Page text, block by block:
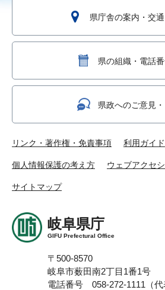
県庁舎の案内・交
県の組織・電話
県政へのご意見
リンク・著作権・免責事項 利用ガイド
個人情報保護の考え方 ウェブアクセ
サイトマップ
岐阜県庁
GIFU Prefectural Office
〒500-8570
岐阜市薮田南2丁目1番1号
電話番号 058-272-1111（代